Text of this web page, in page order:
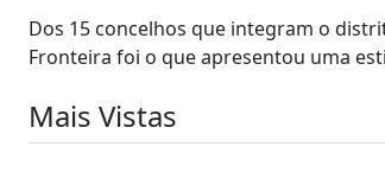
Dos 15 concelhos que integram o
Fronteira foi o que apresentou uma
Mais Vistas